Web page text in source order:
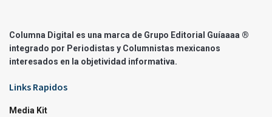
Columna Digital es una marca de Grupo Editorial Guíaaaa ®
integrado por Periodistas y Columnistas mexicanos
interesados en la objetividad informativa.
Links Rapidos
Media Kit